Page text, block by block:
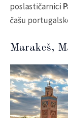
poslastičarnici
čašu
Marakeš,